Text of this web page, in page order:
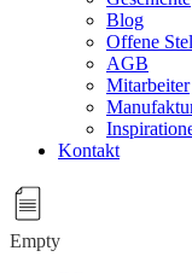
Blog
Offene
AGB
Mitarbeiter
Kontakt
Empty